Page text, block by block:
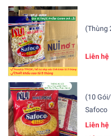
(Thùng
Liên hệ
(10
Safoco
Liên hệ